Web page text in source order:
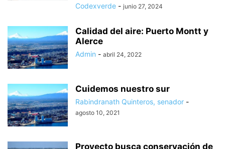
Codexverde - junio 27, 2024
Calidad del aire: Puerto Montt y
Alerce
Admin - abril 24, 2022
Cuidemos nuestro sur
Rabindranath Quinteros, senador -
agosto 10, 2021
Proyecto busca conservación de